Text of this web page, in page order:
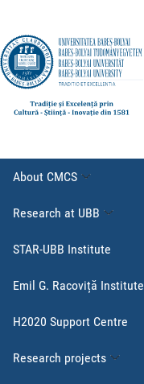
About CMCS
Research at UBB
STAR-UBB Institute
Emil G. Racoviță Institute
H2020 Support Centre
Research projects